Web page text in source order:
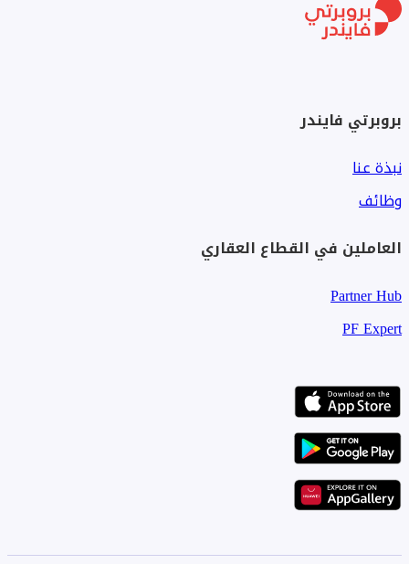
بروبرتي فايندر
نبذة عنا
وظائف
العاملين في القطاع العقاري
Partner Hub
PF Expert